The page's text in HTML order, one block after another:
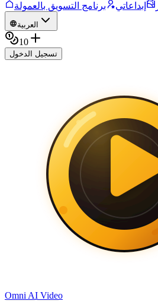
إبداعاتي برنامج التسويق بالعمولة
العربية
10
تسجيل الدخول
Omni AI Video